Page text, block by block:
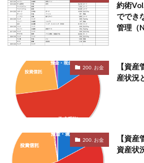
約術
ででき
管理（
200. お金
【資
産状況
200. お金
【資
資産状